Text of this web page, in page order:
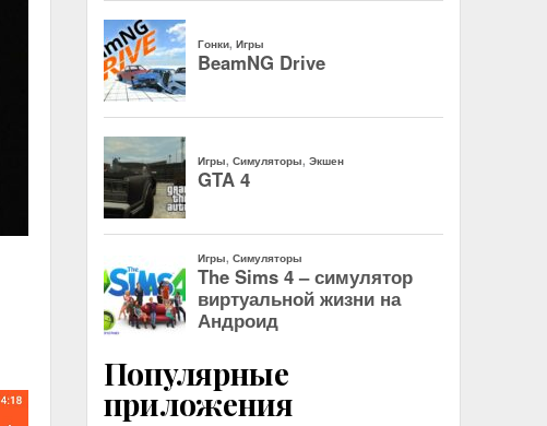
Популярные
приложения